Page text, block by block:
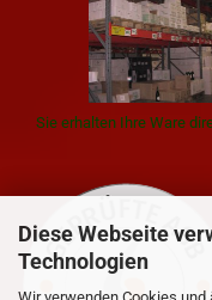
Diese Webseite
Technologien
Sie erhalten Ihre Ware